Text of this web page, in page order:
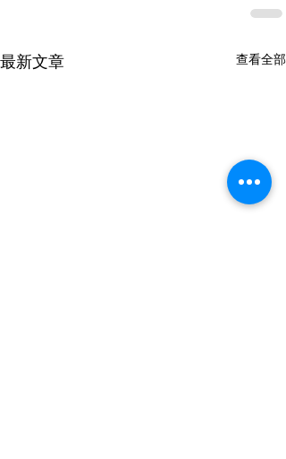
最新文章 查看全部